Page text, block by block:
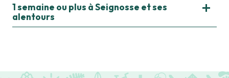
1 semaine ou plus à Seignosse et ses
alentours